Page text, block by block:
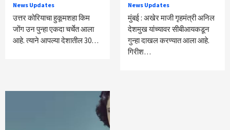
News Updates
उत्तर कोरियाचा हुकूमशहा किम
जोंग उन पुन्हा एकदा चर्चेत आला
आहे. त्याने आपल्या देशातील 30…
News Updates
मुंबई : अखेर माजी गृहमंत्री अनिल
देशमुख यांच्यावर सीबीआयकडून
गुन्हा दाखल करण्यात आला आहे.
गिरीश…